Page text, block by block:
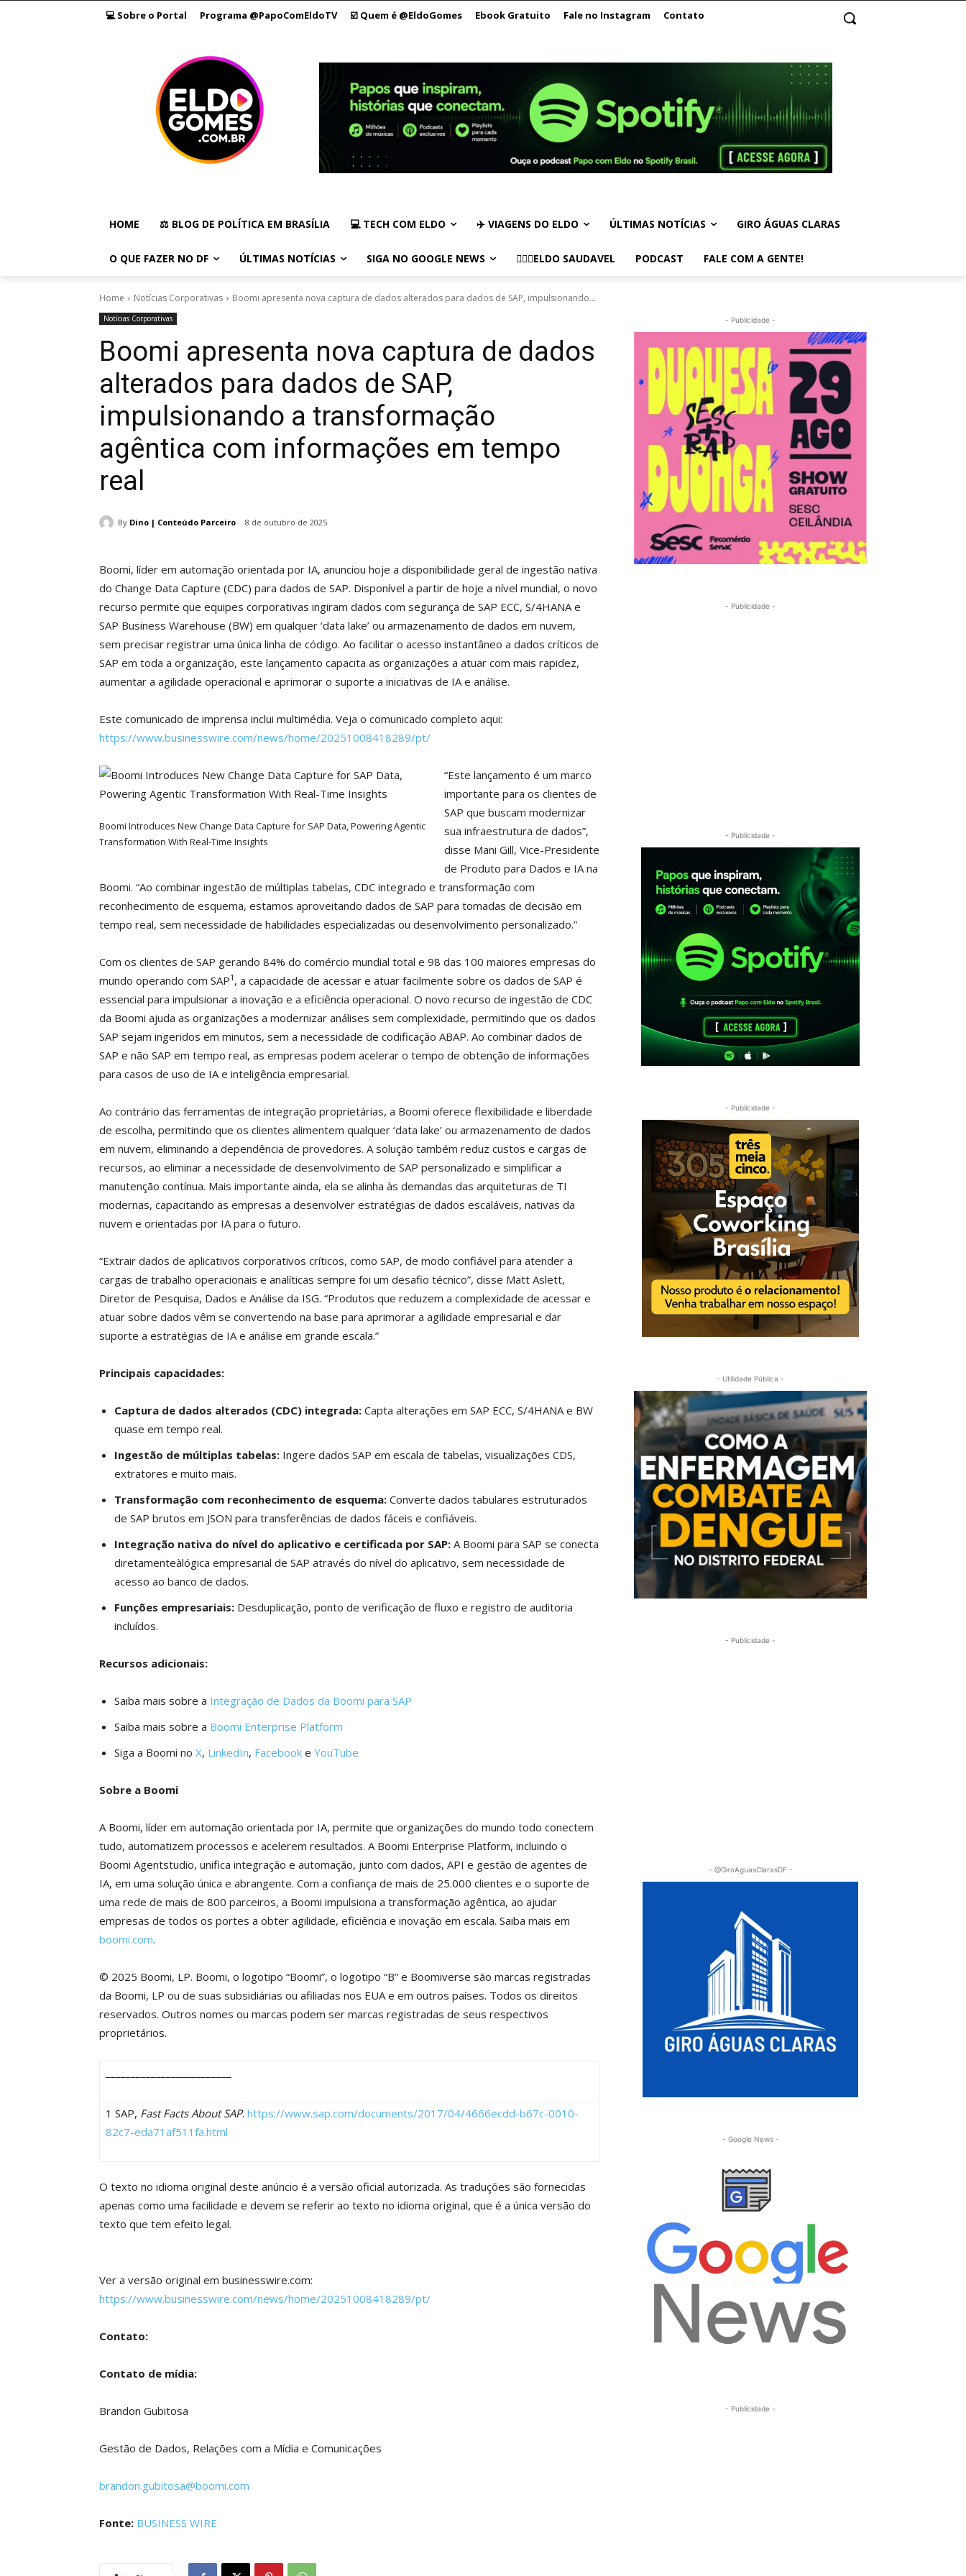
💻 Sobre o Portal Programa @PapoComEldoTV ☑️ Quem é @EldoGomes Ebook Gratuito Fale no Instagram Contato
HOME ⚖️ BLOG DE POLÍTICA EM BRASÍLIA 💻 TECH COM ELDO ✈️ VIAGENS DO ELDO ÚLTIMAS NOTÍCIAS GIRO ÁGUAS CLARAS
O QUE FAZER NO DF ÚLTIMAS NOTÍCIAS SIGA NO GOOGLE NEWS 🏃🏻‍♂️ELDO SAUDAVEL PODCAST FALE COM A GENTE!
Home Notícias Corporativas Boomi apresenta nova captura de dados alterados para dados de SAP, impulsionando...
Notícias Corporativas
Boomi apresenta nova captura de dados
alterados para dados de SAP,
impulsionando a transformação
agêntica com informações em tempo
real
By Dino | Conteúdo Parceiro 8 de outubro de 2025
Boomi, líder em automação orientada por IA, anunciou hoje a disponibilidade geral de ingestão nativa
do Change Data Capture (CDC) para dados de SAP. Disponível a partir de hoje a nível mundial, o novo
recurso permite que equipes corporativas ingiram dados com segurança de SAP ECC, S/4HANA e
SAP Business Warehouse (BW) em qualquer ‘data lake’ ou armazenamento de dados em nuvem,
sem precisar registrar uma única linha de código. Ao facilitar o acesso instantâneo a dados críticos de
SAP em toda a organização, este lançamento capacita as organizações a atuar com mais rapidez,
aumentar a agilidade operacional e aprimorar o suporte a iniciativas de IA e análise.
Este comunicado de imprensa inclui multimédia. Veja o comunicado completo aqui:
https://www.businesswire.com/news/home/20251008418289/pt/
Boomi Introduces New Change Data Capture for SAP Data, Powering Agentic
Transformation With Real-Time Insights
“Este lançamento é um marco
importante para os clientes de
SAP que buscam modernizar
sua infraestrutura de dados”,
disse Mani Gill, Vice-Presidente
de Produto para Dados e IA na
Boomi. “Ao combinar ingestão de múltiplas tabelas, CDC integrado e transformação com
reconhecimento de esquema, estamos aproveitando dados de SAP para tomadas de decisão em
tempo real, sem necessidade de habilidades especializadas ou desenvolvimento personalizado.”
Com os clientes de SAP gerando 84% do comércio mundial total e 98 das 100 maiores empresas do
mundo operando com SAP1 , a capacidade de acessar e atuar facilmente sobre os dados de SAP é
essencial para impulsionar a inovação e a eficiência operacional. O novo recurso de ingestão de CDC
da Boomi ajuda as organizações a modernizar análises sem complexidade, permitindo que os dados
SAP sejam ingeridos em minutos, sem a necessidade de codificação ABAP. Ao combinar dados de
SAP e não SAP em tempo real, as empresas podem acelerar o tempo de obtenção de informações
para casos de uso de IA e inteligência empresarial.
Ao contrário das ferramentas de integração proprietárias, a Boomi oferece flexibilidade e liberdade
de escolha, permitindo que os clientes alimentem qualquer ‘data lake’ ou armazenamento de dados
em nuvem, eliminando a dependência de provedores. A solução também reduz custos e cargas de
recursos, ao eliminar a necessidade de desenvolvimento de SAP personalizado e simplificar a
manutenção contínua. Mais importante ainda, ela se alinha às demandas das arquiteturas de TI
modernas, capacitando as empresas a desenvolver estratégias de dados escaláveis, nativas da
nuvem e orientadas por IA para o futuro.
“Extrair dados de aplicativos corporativos críticos, como SAP, de modo confiável para atender a
cargas de trabalho operacionais e analíticas sempre foi um desafio técnico”, disse Matt Aslett,
Diretor de Pesquisa, Dados e Análise da ISG. “Produtos que reduzem a complexidade de acessar e
atuar sobre dados vêm se convertendo na base para aprimorar a agilidade empresarial e dar
suporte a estratégias de IA e análise em grande escala.”
Principais capacidades:
Captura de dados alterados (CDC) integrada: Capta alterações em SAP ECC, S/4HANA e BW
quase em tempo real.
Ingestão de múltiplas tabelas: Ingere dados SAP em escala de tabelas, visualizações CDS,
extratores e muito mais.
Transformação com reconhecimento de esquema: Converte dados tabulares estruturados
de SAP brutos em JSON para transferências de dados fáceis e confiáveis.
Integração nativa do nível do aplicativo e certificada por SAP: A Boomi para SAP se conecta
diretamenteàlógica empresarial de SAP através do nível do aplicativo, sem necessidade de
acesso ao banco de dados.
Funções empresariais: Desduplicação, ponto de verificação de fluxo e registro de auditoria
incluídos.
Recursos adicionais:
Saiba mais sobre a Integração de Dados da Boomi para SAP
Saiba mais sobre a Boomi Enterprise Platform
Siga a Boomi no X, LinkedIn, Facebook e YouTube
Sobre a Boomi
A Boomi, líder em automação orientada por IA, permite que organizações do mundo todo conectem
tudo, automatizem processos e acelerem resultados. A Boomi Enterprise Platform, incluindo o
Boomi Agentstudio, unifica integração e automação, junto com dados, API e gestão de agentes de
IA, em uma solução única e abrangente. Com a confiança de mais de 25.000 clientes e o suporte de
uma rede de mais de 800 parceiros, a Boomi impulsiona a transformação agêntica, ao ajudar
empresas de todos os portes a obter agilidade, eficiência e inovação em escala. Saiba mais em
boomi.com.
© 2025 Boomi, LP. Boomi, o logotipo “Boomi”, o logotipo “B” e Boomiverse são marcas registradas
da Boomi, LP ou de suas subsidiárias ou afiliadas nos EUA e em outros países. Todos os direitos
reservados. Outros nomes ou marcas podem ser marcas registradas de seus respectivos
proprietários.
1 SAP, Fast Facts About SAP. https://www.sap.com/documents/2017/04/4666ecdd-b67c-0010-
82c7-eda71af511fa.html
O texto no idioma original deste anúncio é a versão oficial autorizada. As traduções são fornecidas
apenas como uma facilidade e devem se referir ao texto no idioma original, que é a única versão do
texto que tem efeito legal.
Ver a versão original em businesswire.com:
https://www.businesswire.com/news/home/20251008418289/pt/
Contato:
Contato de mídia:
Brandon Gubitosa
Gestão de Dados, Relações com a Mídia e Comunicações
brandon.gubitosa@boomi.com
Fonte: BUSINESS WIRE
- Publicidade -
- Publicidade -
- Publicidade -
- Publicidade -
- Utilidade Pública -
- Publicidade -
- @GiroAguasClarasDF -
- Google News -
- Publicidade -